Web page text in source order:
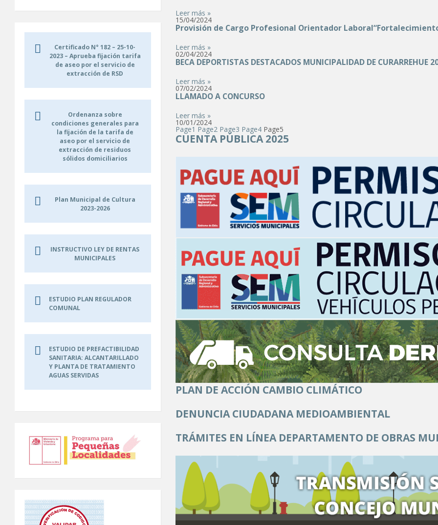
Leer más »
15/04/2024
Provisión de Cargo Profesional Orientador Laboral“Fortalecimiento
Leer más »
02/04/2024
BECA DEPORTISTAS DESTACADOS MUNICIPALIDAD DE CURARREHUE
Leer más »
07/02/2024
LLAMADO A CONCURSO
Leer más »
10/01/2024
Page1 Page2 Page3 Page4 Page5
CUENTA PÚBLICA 2025
PLAN DE ACCIÓN CAMBIO CLIMÁTICO
DENUNCIA CIUDADANA MEDIOAMBIENTAL
TRÁMITES EN LÍNEA DEPARTAMENTO DE OBRAS
Certificado N° 182 – 25-10-
2023 – Aprueba fijación tarifa
de aseo por el servicio de
extracción de RSD
Ordenanza sobre
condiciones generales para
la fijación de la tarifa de
aseo por el servicio de
extracción de residuos
sólidos domiciliarios
Plan Municipal de Cultura
2023-2026
INSTRUCTIVO LEY DE RENTAS
MUNICIPALES
ESTUDIO PLAN REGULADOR
COMUNAL
ESTUDIO DE PREFACTIBILIDAD
SANITARIA: ALCANTARILLADO
Y PLANTA DE TRATAMIENTO
AGUAS SERVIDAS